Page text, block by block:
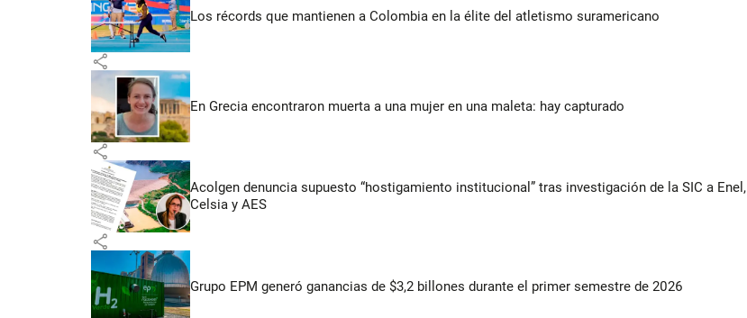
Los récords que mantienen a Colombia en la élite del atletismo suramericano
share
En Grecia encontraron muerta a una mujer en una maleta: hay capturado
share
Acolgen denuncia supuesto “hostigamiento institucional” tras investigación de la SIC a Enel,
Celsia y AES
share
Grupo EPM generó ganancias de $3,2 billones durante el primer semestre de 2026